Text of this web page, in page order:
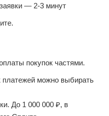
— 2-3 минут
покупок частями.
платежей можно выбирать
До 1 000 000 ₽, в